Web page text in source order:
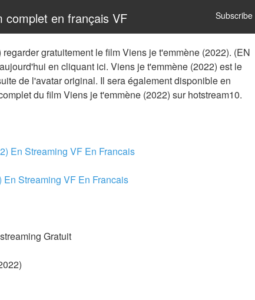
complet en français VF Subscribe
gratuitement le film Viens je t'emmène (2022). (EN
en cliquant ici. Viens je t'emmène (2022) est le
de l'avatar original. Il sera également disponible en
du film Viens je t'emmène (2022) sur hotstream10.
En Streaming VF En Francais
Streaming VF En Francais
Gratuit